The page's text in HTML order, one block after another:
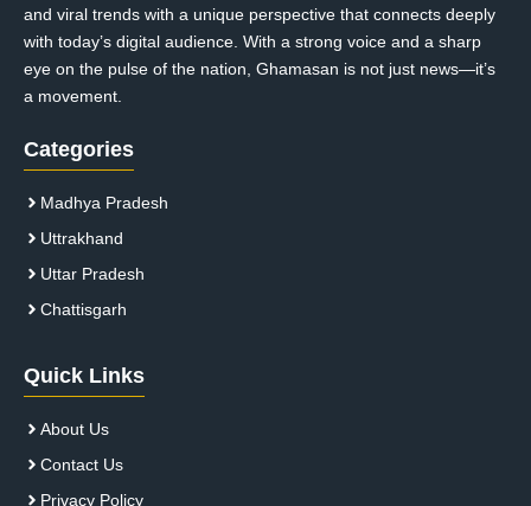
and viral trends with a unique perspective that connects deeply
with today’s digital audience. With a strong voice and a sharp
eye on the pulse of the nation, Ghamasan is not just news—it’s
a movement.
Categories
Madhya Pradesh
Uttrakhand
Uttar Pradesh
Chattisgarh
Quick Links
About Us
Contact Us
Privacy Policy